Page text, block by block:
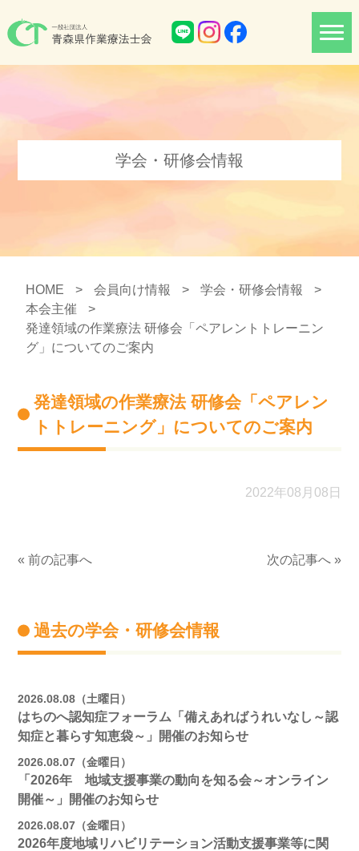
学会・研修会情報
HOME > 会員向け情報 > 学会・研修会情報
>
本会主催
>
発達領域の作業療法 研修会「ペアレントトレーニン
グ」についてのご案内
発達領域の作業療法 研修会「ペアレン
トトレーニング」についてのご案内
2022年08月08日
« 前の記事へ 次の記事へ »
過去の学会・研修会情報
2026.08.08（土曜日）
はちのへ認知症フォーラム「備えあればうれいなし～認
知症と暮らす知恵袋～」開催のお知らせ
2026.08.07（金曜日）
「2026年 地域支援事業の動向を知る会～オンライン
開催～」開催のお知らせ
2026.08.07（金曜日）
2026年度地域リハビリテーション活動支援事業等に関